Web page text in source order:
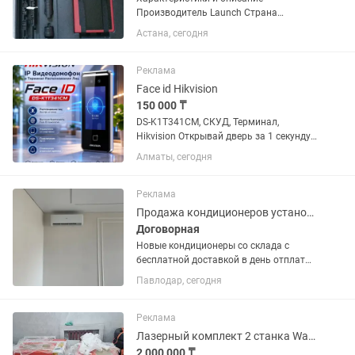
Производитель Launch Страна
производительКитай Чтение и
стирание кодов неисправностейДа
системыДа Управление
исполнительными...
Астана, сегодня
Реклама
Face id Hikvision
150 000 ₸
DS-K1T341CM, СКУД, Терминал,
Hikvision Открывай дверь за 1 секунду
— просто посмотрев на домофон.
Никаких ключей, карт и кодов. 1
от посторонних 3 История...
Алматы, сегодня
Реклама
Продажа кондиционеров установка и ремонт
Договорная
Новые кондиционеры со склада с
бесплатной доставкой в день отплаты .
Только за наличный расчёт цены ниже
магазинных установка кондиционеров
Павлодар, сегодня
Реклама
Лазерный комплект 2 станка Wattsan 6040 всё оборудование.Цена одного нового